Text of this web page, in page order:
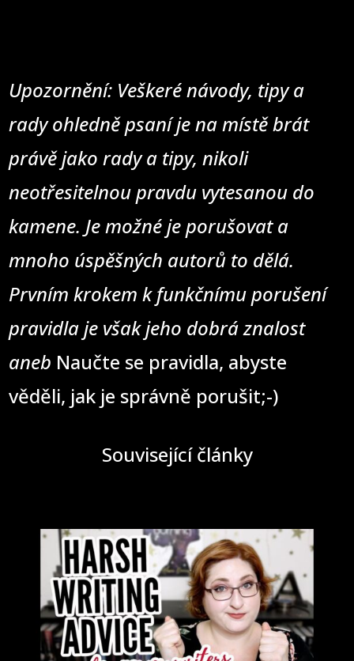
Upozornění: Veškeré návody, tipy a
rady ohledně psaní je na místě brát
právě jako rady a tipy, nikoli
neotřesitelnou pravdu vytesanou do
kamene. Je možné je porušovat a
mnoho úspěšných autorů to dělá.
Prvním krokem k funkčnímu porušení
pravidla je však jeho dobrá znalost
aneb Naučte se pravidla, abyste
věděli, jak je správně porušit;-)
Související články